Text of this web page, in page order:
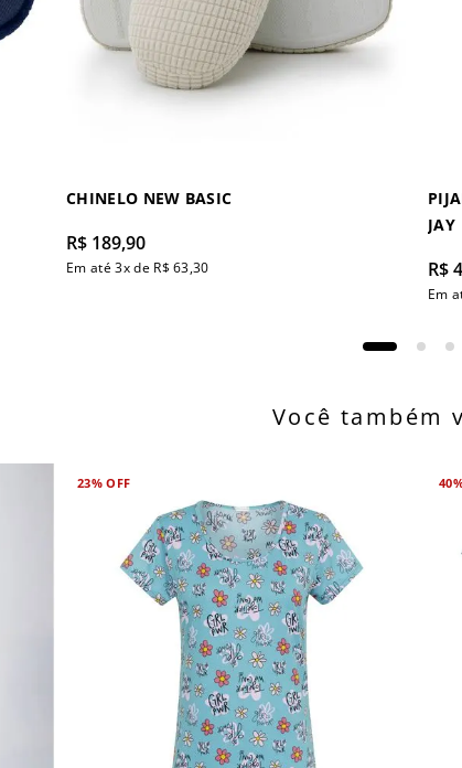
CHINELO NEW BASIC
R$ 189,90
Em até3x de R$ 63,30
JAY
R$
Em
Você também
23%OFF